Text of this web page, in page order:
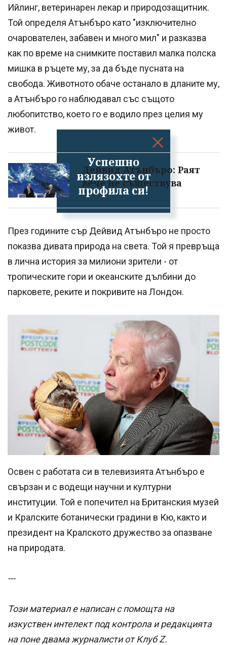
Успешно
излязохте от
профила си!
Ийлинг, ветеринарен лекар и природозащитник.
Той определя Атънбъро като "изключително
очарователен, забавен и много мил" и разказва
как по време на снимките поставил малка полска
мишка в ръцете му, за да бъде пусната на
свобода. Животното обаче останало в дланите му,
а Атънбъро го наблюдавал със същото
любопитство, което го е водило през целия му
живот.
Дейвид Атънбъро: Раят
вече не съществува
През годините сър Дейвид Атънбъро не просто
показва дивата природа на света. Той я превръща
в лична история за милиони зрители - от
тропическите гори и океанските дълбини до
парковете, реките и покривите на Лондон.
Освен с работата си в телевизията Атънбъро е
свързан и с водещи научни и културни
институции. Той е попечител на Британския музей
и Кралските ботанически градини в Кю, както и
президент на Кралското дружество за опазване
на природата.
---
Този материал е написан с помощта на
изкуствен интелект под контрола и редакцията
на поне двама журналисти от Клуб Z.